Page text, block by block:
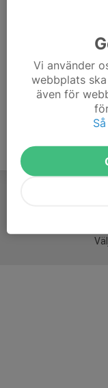
Vi använder
webbplats
även för